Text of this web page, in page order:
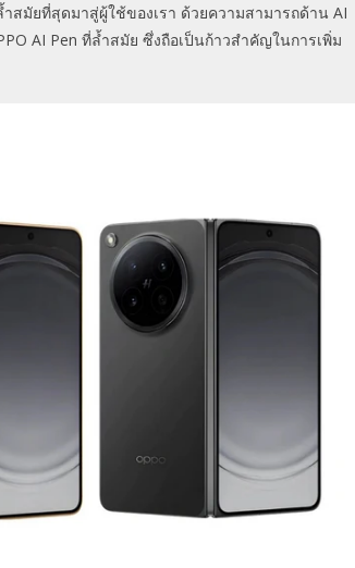
สมัยที่สุดมาสู่ผู้ใช้ของเรา ด้วยความสามารถด้าน AI
AI Pen ที่ล้ำสมัย ซึ่งถือเป็นก้าวสำคัญในการเพิ่ม